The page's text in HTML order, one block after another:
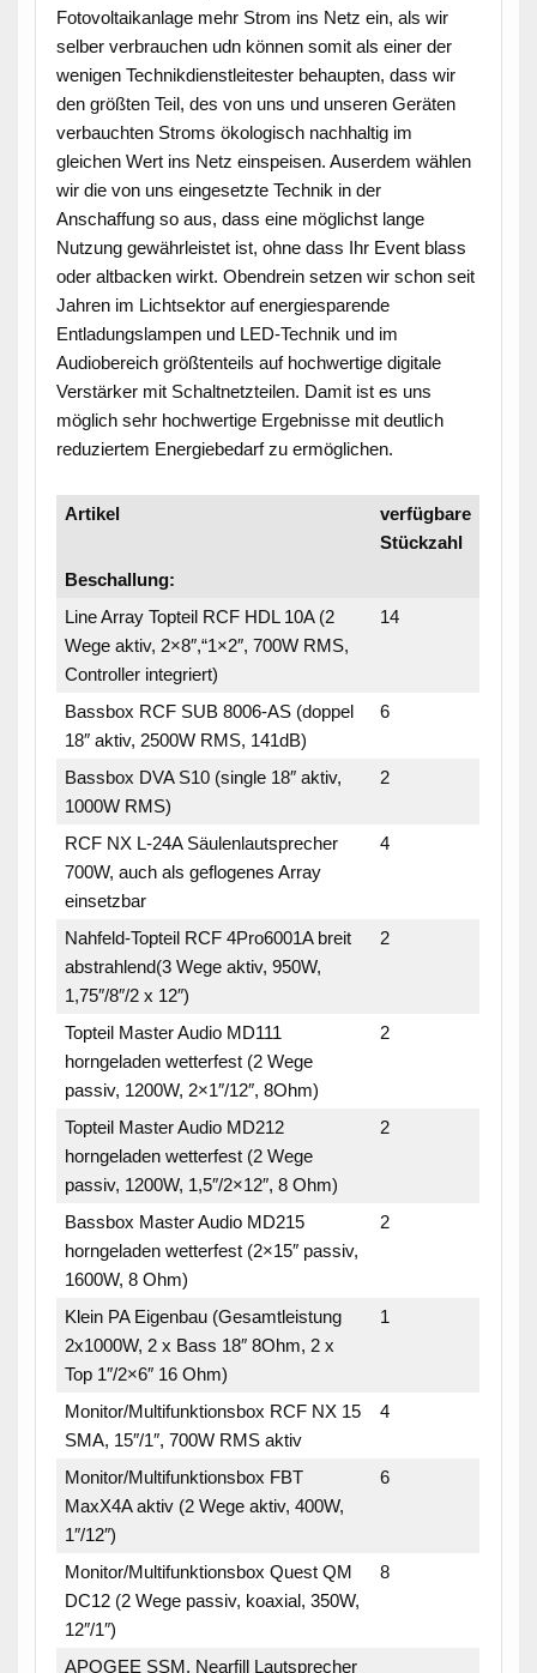
Fotovoltaikanlage mehr Strom ins Netz ein, als wir
selber verbrauchen udn können somit als einer der
wenigen Technikdienstleitester behaupten, dass wir
den größten Teil, des von uns und unseren Geräten
verbauchten Stroms ökologisch nachhaltig im
gleichen Wert ins Netz einspeisen. Auserdem wählen
wir die von uns eingesetzte Technik in der
Anschaffung so aus, dass eine möglichst lange
Nutzung gewährleistet ist, ohne dass Ihr Event blass
oder altbacken wirkt. Obendrein setzen wir schon seit
Jahren im Lichtsektor auf energiesparende
Entladungslampen und LED-Technik und im
Audiobereich größtenteils auf hochwertige digitale
Verstärker mit Schaltnetzteilen. Damit ist es uns
möglich sehr hochwertige Ergebnisse mit deutlich
reduziertem Energiebedarf zu ermöglichen.
Artikel
verfügbare
Stückzahl
Beschallung:
Line Array Topteil RCF HDL 10A (2
Wege aktiv, 2×8″,“1×2″, 700W RMS,
Controller integriert)
14
Bassbox RCF SUB 8006-AS (doppel
18″ aktiv, 2500W RMS, 141dB)
6
Bassbox DVA S10 (single 18″ aktiv,
1000W RMS)
2
RCF NX L-24A Säulenlautsprecher
700W, auch als geflogenes Array
einsetzbar
4
Nahfeld-Topteil RCF 4Pro6001A breit
abstrahlend(3 Wege aktiv, 950W,
1,75″/8″/2 x 12″)
2
Topteil Master Audio MD111
horngeladen wetterfest (2 Wege
passiv, 1200W, 2×1″/12″, 8Ohm)
2
Topteil Master Audio MD212
horngeladen wetterfest (2 Wege
passiv, 1200W, 1,5″/2×12″, 8 Ohm)
2
Bassbox Master Audio MD215
horngeladen wetterfest (2×15″ passiv,
1600W, 8 Ohm)
2
Klein PA Eigenbau (Gesamtleistung
2x1000W, 2 x Bass 18″ 8Ohm, 2 x
Top 1″/2×6″ 16 Ohm)
1
Monitor/Multifunktionsbox RCF NX 15
SMA, 15″/1″, 700W RMS aktiv
4
Monitor/Multifunktionsbox FBT
MaxX4A aktiv (2 Wege aktiv, 400W,
1″/12″)
6
Monitor/Multifunktionsbox Quest QM
DC12 (2 Wege passiv, koaxial, 350W,
12″/1″)
8
APOGEE SSM, Nearfill Lautsprecher